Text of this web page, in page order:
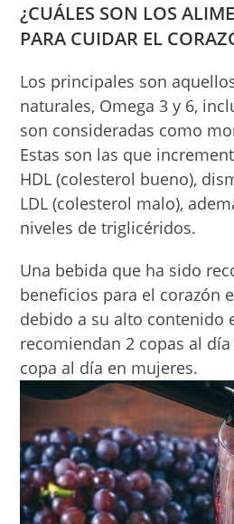
¿CUÁLES SON LOS
PARA CUIDAR EL
Los principales son
naturales, Omega 3 y 6,
son consideradas como
Estas son las que
HDL (colesterol bueno),
LDL (colesterol malo),
niveles de triglicéridos.
Una bebida que ha sido
beneficios para el corazón
debido a su alto contenido
recomiendan 2 copas al
copa al día en mujeres.